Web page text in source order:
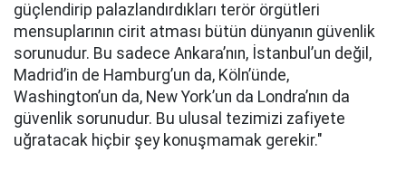
güçlendirip palazlandırdıkları terör örgütleri
mensuplarının cirit atması bütün dünyanın güvenlik
sorunudur. Bu sadece Ankara’nın, İstanbul’un değil,
Madrid’in de Hamburg’un da, Köln’ünde,
Washington’un da, New York’un da Londra’nın da
güvenlik sorunudur. Bu ulusal tezimizi zafiyete
uğratacak hiçbir şey konuşmamak gerekir."